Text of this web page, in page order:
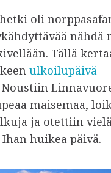
oli
nähdä
Tällä
ulkoilupäivä
Noustiin
maisemaa,
ja otettiin
huikea päivä.